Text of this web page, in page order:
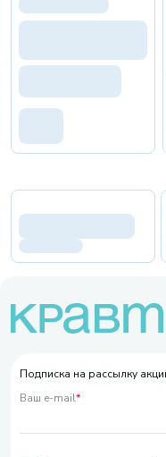
Подписка на рассылку
Ваш e-mail*